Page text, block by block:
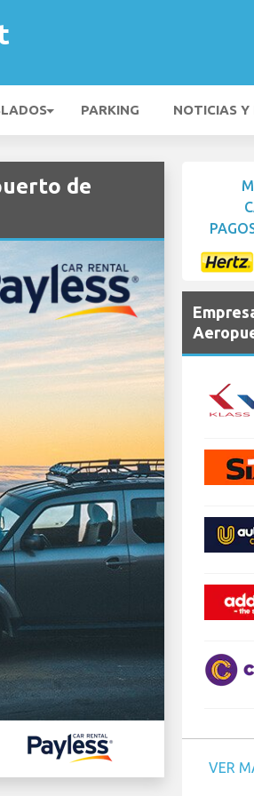
PARKING NOTICIAS Y
de
VER